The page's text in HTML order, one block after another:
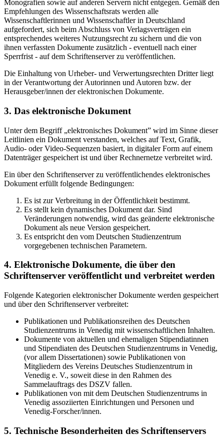
Monografien sowie auf anderen Servern nicht entgegen. Gemäß den
Empfehlungen des Wissenschaftsrats werden alle
Wissenschaftlerinnen und Wissenschaftler in Deutschland
aufgefordert, sich beim Abschluss von Verlagsverträgen ein
entsprechendes weiteres Nutzungsrecht zu sichern und die von
ihnen verfassten Dokumente zusätzlich - eventuell nach einer
Sperrfrist - auf dem Schriftenserver zu veröffentlichen.
Die Einhaltung von Urheber- und Verwertungsrechten Dritter liegt
in der Verantwortung der Autorinnen und Autoren bzw. der
Herausgeber/innen der elektronischen Dokumente.
3. Das elektronische Dokument
Unter dem Begriff „elektronisches Dokument” wird im Sinne dieser
Leitlinien ein Dokument verstanden, welches auf Text, Grafik,
Audio- oder Video-Sequenzen basiert, in digitaler Form auf einem
Datenträger gespeichert ist und über Rechnernetze verbreitet wird.
Ein über den Schriftenserver zu veröffentlichendes elektronisches
Dokument erfüllt folgende Bedingungen:
Es ist zur Verbreitung in der Öffentlichkeit bestimmt.
Es stellt kein dynamisches Dokument dar. Sind
Veränderungen notwendig, wird das geänderte elektronische
Dokument als neue Version gespeichert.
Es entspricht den vom Deutschen Studienzentrum
vorgegebenen technischen Parametern.
4. Elektronische Dokumente, die über den
Schriftenserver veröffentlicht und verbreitet werden
Folgende Kategorien elektronischer Dokumente werden gespeichert
und über den Schriftenserver verbreitet:
Publikationen und Publikationsreihen des Deutschen
Studienzentrums in Venedig mit wissenschaftlichen Inhalten.
Dokumente von aktuellen und ehemaligen Stipendiatinnen
und Stipendiaten des Deutschen Studienzentrums in Venedig,
(vor allem Dissertationen) sowie Publikationen von
Mitgliedern des Vereins Deutsches Studienzentrum in
Venedig e. V., soweit diese in den Rahmen des
Sammelauftrags des DSZV fallen.
Publikationen von mit dem Deutschen Studienzentrums in
Venedig assoziierten Einrichtungen und Personen und
Venedig-Forscher/innen.
5. Technische Besonderheiten des Schriftenservers